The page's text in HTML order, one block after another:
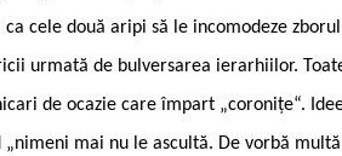
cele două aripi să le incomodeze
urmată de bulversarea ierarhiilor.
de ocazie care împart „coronițe“.
mai nu le ascultă. De vorbă